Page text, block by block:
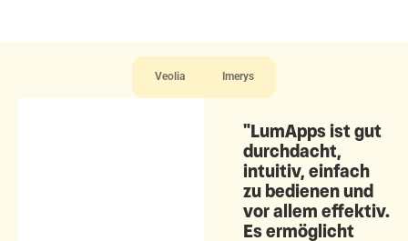
Veolia Imerys
"LumApps ist gut
durchdacht,
intuitiv, einfach
zu bedienen und
vor allem effektiv.
Es ermöglicht